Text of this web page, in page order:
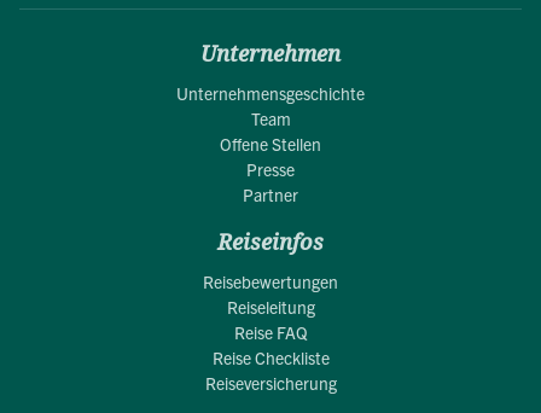
Unternehmen
Unternehmensgeschichte
Team
Offene Stellen
Presse
Partner
Reiseinfos
Reisebewertungen
Reiseleitung
Reise FAQ
Reise Checkliste
Reiseversicherung